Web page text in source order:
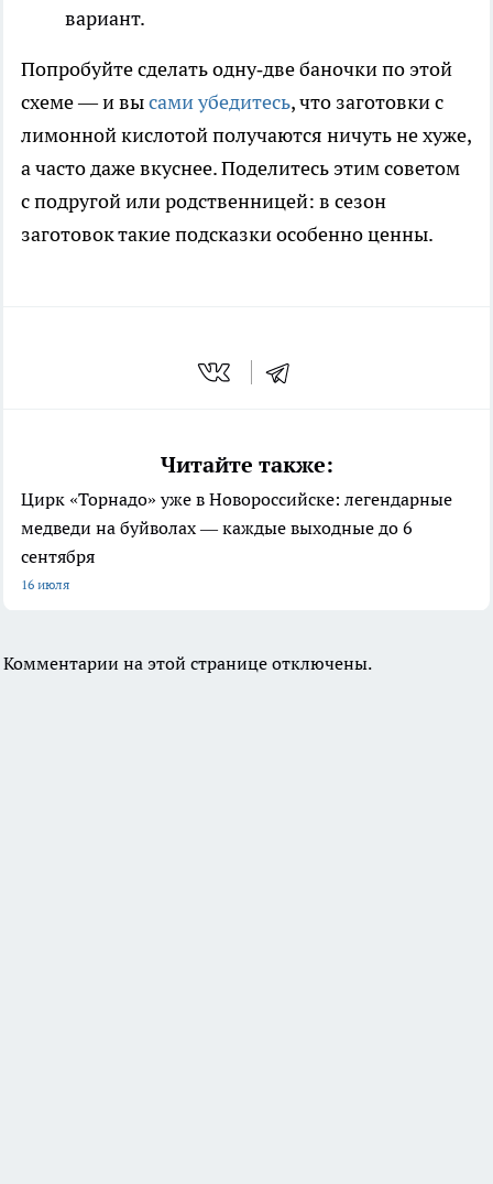
вариант.
Попробуйте сделать одну‑две баночки по этой
схеме — и высами убедитесь, что заготовки с
лимонной кислотой получаются ничуть не хуже,
а часто даже вкуснее. Поделитесь этим советом
с подругой или родственницей: в сезон
заготовок такие подсказки особенно ценны.
Читайте также:
Цирк «Торнадо» уже в Новороссийске: легендарные
медведи на буйволах — каждые выходные до 6
сентября
16 июля
Комментарии на этой странице отключены.